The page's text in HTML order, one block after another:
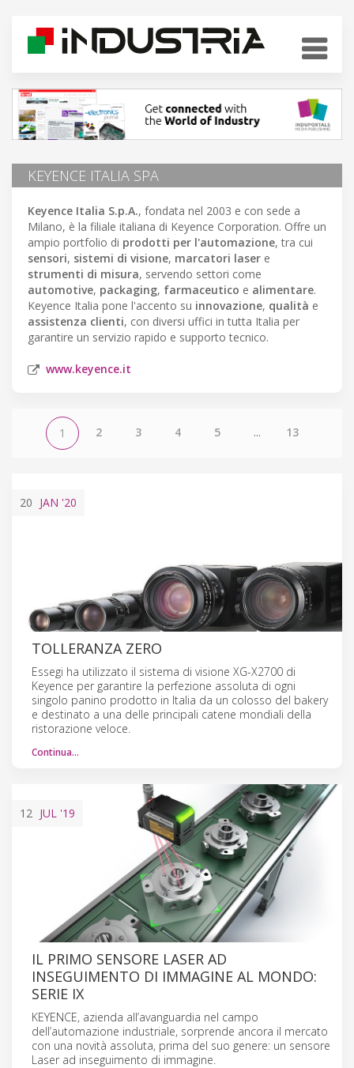
KEYENCE ITALIA SPA
Keyence Italia S.p.A., fondata nel 2003 e con sede a
Milano, è la filiale italiana di Keyence Corporation. Offre un
ampio portfolio di prodotti per l'automazione, tra cui
sensori, sistemi di visione, marcatori laser e
strumenti di misura, servendo settori come
automotive, packaging, farmaceutico e alimentare.
Keyence Italia pone l'accento su innovazione, qualità e
assistenza clienti, con diversi uffici in tutta Italia per
garantire un servizio rapido e supporto tecnico.
www.keyence.it
1 2 3 4 5 ... 13
20 JAN '20
TOLLERANZA ZERO
Essegi ha utilizzato il sistema di visione XG-X2700 di
Keyence per garantire la perfezione assoluta di ogni
singolo panino prodotto in Italia da un colosso del bakery
e destinato a una delle principali catene mondiali della
ristorazione veloce.
Continua…
12 JUL '19
IL PRIMO SENSORE LASER AD
INSEGUIMENTO DI IMMAGINE AL MONDO:
SERIE IX
KEYENCE, azienda all’avanguardia nel campo
dell’automazione industriale, sorprende ancora il mercato
con una novità assoluta, prima del suo genere: un sensore
Laser ad inseguimento di immagine.